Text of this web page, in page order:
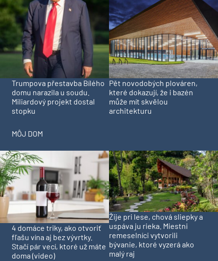
Trumpova přestavba Bílého
domu narazila u soudu.
Miliardový projekt dostal
stopku
Pět novodobých plováren,
které dokazují, že i bazén
může mít skvělou
architekturu
MÔJ DOM
4 domáce triky, ako otvoriť
fľašu vína aj bez vývrtky.
Stačí pár vecí, ktoré už máte
doma (video)
Žije pri lese, chová sliepky a
uspáva ju rieka. Miestni
remeselníci vytvorili
bývanie, ktoré vyzerá ako
malý raj